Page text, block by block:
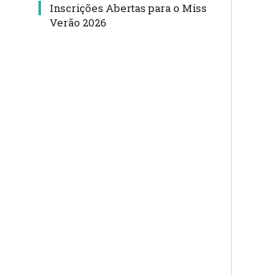
Inscrições Abertas para o Miss
Verão 2026